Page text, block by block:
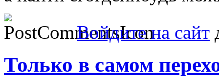
Войдите на сайт
Только в самом